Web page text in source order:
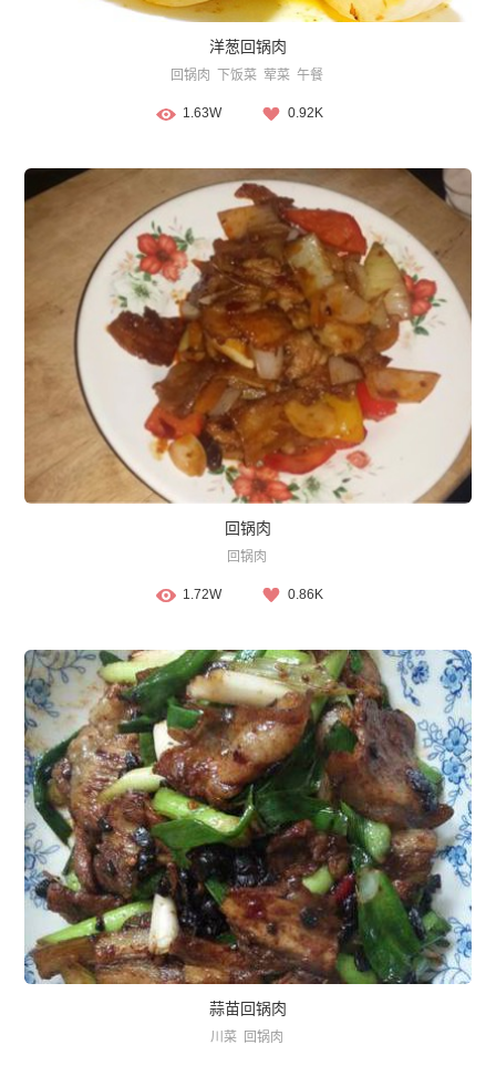
洋葱回锅肉
回锅肉 下饭菜 荤菜 午餐
1.63W 0.92K
回锅肉
回锅肉
1.72W 0.86K
蒜苗回锅肉
川菜 回锅肉